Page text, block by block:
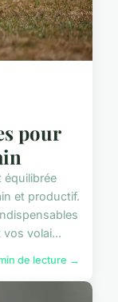
pour
équilibrée
et productif.
volai...
de lecture →